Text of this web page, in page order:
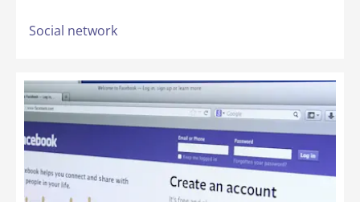
Social network